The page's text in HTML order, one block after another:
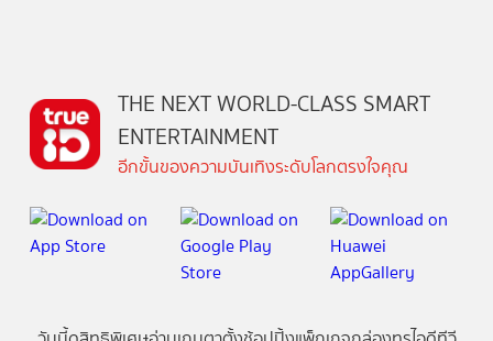
THE NEXT WORLD-CLASS SMART
ENTERTAINMENT
อีกขั้นของความบันเทิงระดับโลกตรงใจคุณ